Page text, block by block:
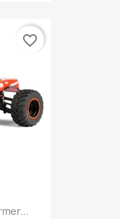
favorite_border